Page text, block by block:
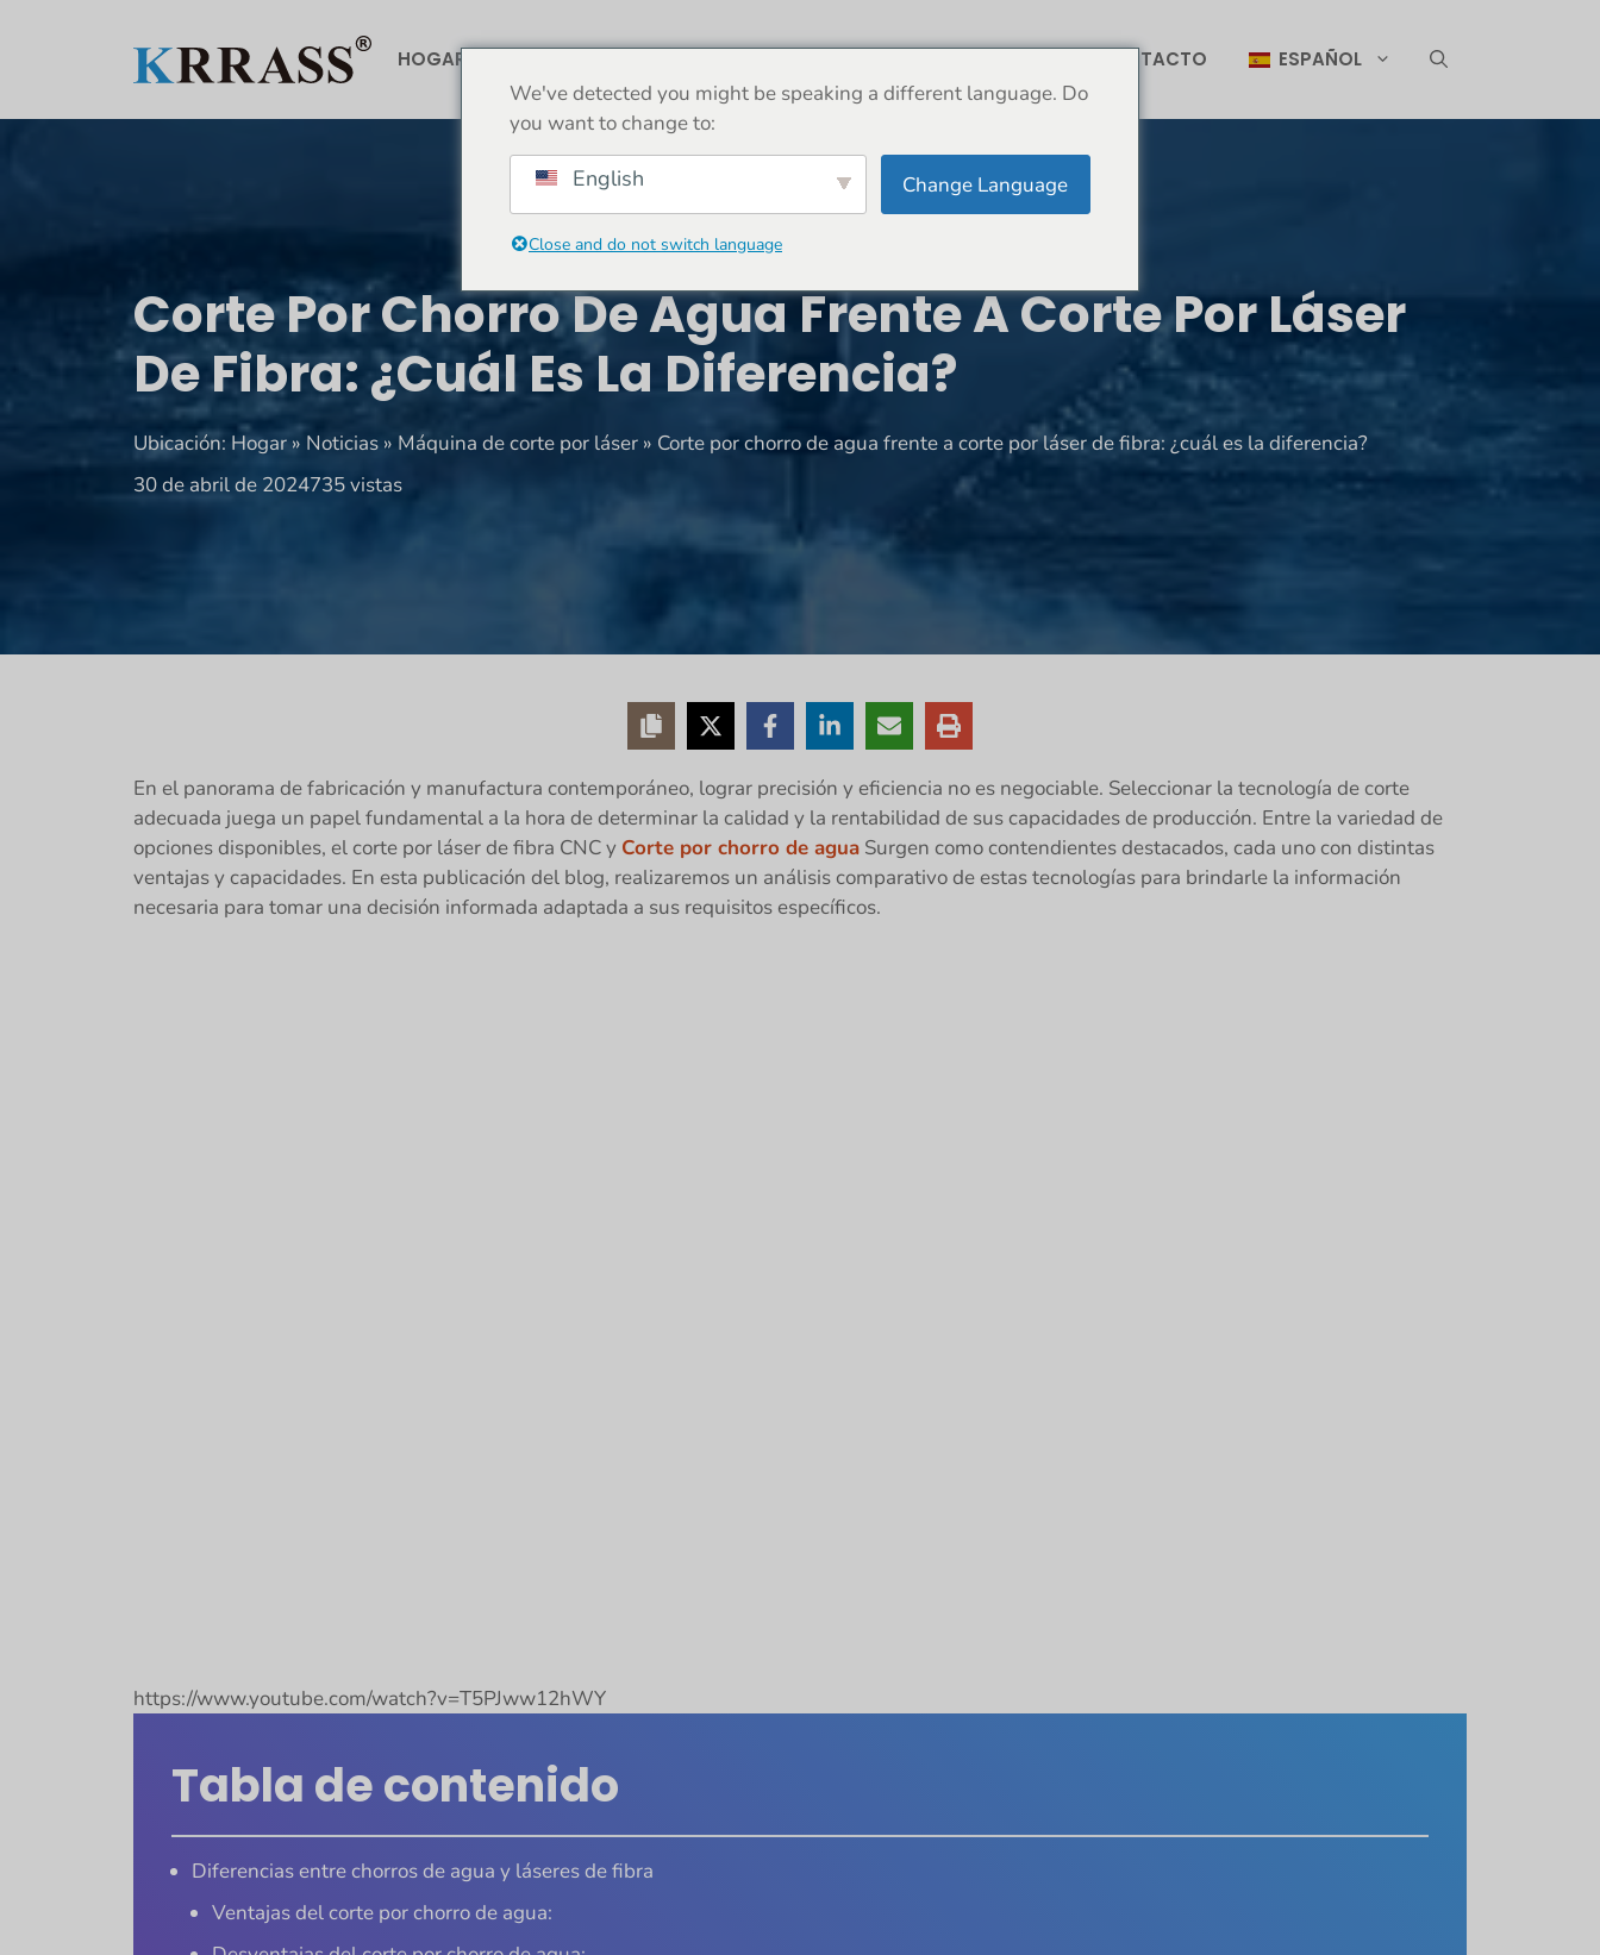
HOGAR CONTACTO ESPAÑOL
Corte Por Chorro De Agua Frente A Corte Por Láser
De Fibra: ¿cuál Es La Diferencia?
Ubicación: Hogar » Noticias » Máquina de corte por láser » Corte por chorro de agua frente a corte por láser de fibra: ¿cuál es la diferencia?
30 de abril de 2024735 vistas
En el panorama de fabricación y manufactura contemporáneo, lograr precisión y eficiencia no es negociable. Seleccionar la tecnología de corte
adecuada juega un papel fundamental a la hora de determinar la calidad y la rentabilidad de sus capacidades de producción. Entre la variedad de
opciones disponibles, el corte por láser de fibra CNC y Corte por chorro de agua Surgen como contendientes destacados, cada uno con distintas
ventajas y capacidades. En esta publicación del blog, realizaremos un análisis comparativo de estas tecnologías para brindarle la información
necesaria para tomar una decisión informada adaptada a sus requisitos específicos.
https://www.youtube.com/watch?v=T5PJww12hWY
Tabla de contenido
Diferencias entre chorros de agua y láseres de fibra
Ventajas del corte por chorro de agua:
We've detected you might be speaking a different language. Do
you want to change to:
English Change Language
Close and do not switch language